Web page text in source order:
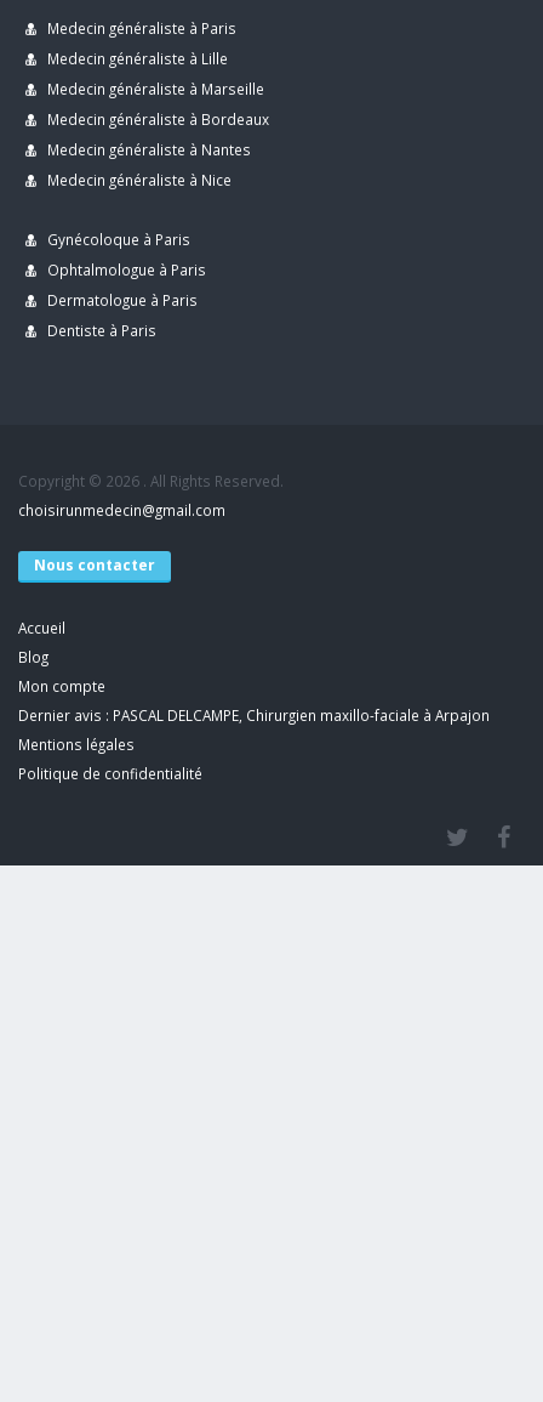
Medecin généraliste à Paris
Medecin généraliste à Lille
Medecin généraliste à Marseille
Medecin généraliste à Bordeaux
Medecin généraliste à Nantes
Medecin généraliste à Nice
Gynécoloque à Paris
Ophtalmologue à Paris
Dermatologue à Paris
Dentiste à Paris
Copyright © 2026 . All Rights Reserved.
choisirunmedecin@gmail.com
Nous contacter
Accueil
Blog
Mon compte
Dernier avis : PASCAL DELCAMPE, Chirurgien maxillo-faciale à Arpajon
Mentions légales
Politique de confidentialité